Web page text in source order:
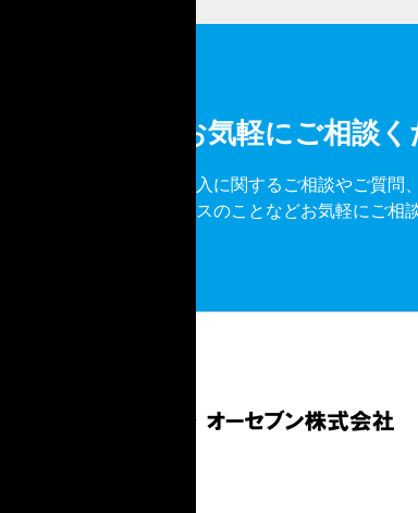
お気軽にご相談
導入に関するご相談やご質
ビスのことなどお気軽にご相